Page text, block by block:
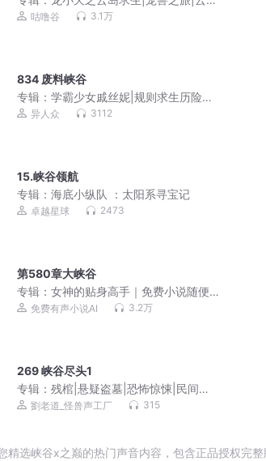
冒险|积极努力
咕噜谷 3.1万
834 废料峡谷
专辑： 学霸少女戚丝妮|规则求生历险记|
搞笑奋斗|千面世界
异人众 3112
15.峡谷领航
专辑： 海底小纵队 ：太阳系寻宝记
卓越星球 2473
第580章大峡谷
专辑： 女神的贴身高手｜免费小说随便
听｜美女爽文
免费有声小说AI 3.2万
269 峡谷尽头1
专辑： 残棺|悬疑盗墓|恐怖惊悚|民间禁
忌|风水玄学|阴阳先生
劉老道_怪兽声工厂 315
精选峡谷x之巅的热门声音内容，包含正品授权完